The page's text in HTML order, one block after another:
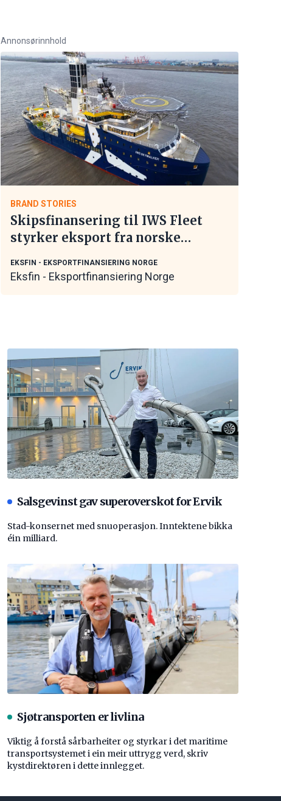
Annonsørinnhold
BRAND STORIES
Skipsfinansering til IWS Fleet
styrker eksport fra norske
EKSFIN - EKSPORTFINANSIERING NORGE
Eksfin - Eksportfinansiering Norge
Salsgevinst gav superoverskot for Ervik
Stad-konsernet med snuoperasjon. Inntektene bikka
éin milliard.
Sjøtransporten er livlina
Viktig å forstå ­sårbarheiter og styrkar i det maritime
transport­systemet i ein meir uttrygg verd, skriv
kystdirektøren i dette innlegget.